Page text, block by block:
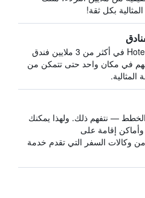
بكل ثقة!
يبحث HotelsCombined في أكثر من 3 ملايين فندق
في مكان واحد حتى تتمكن من
المثالية.
الخطط — نتفهم ذلك. ولهذا يمكنك
إقامة على
HotelsCombined من وكالات السفر التي تقدم خدمة